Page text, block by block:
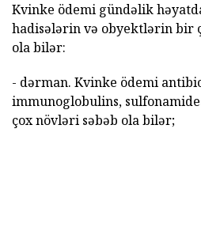
Kvinke ödemi gündəlik
hadisələrin və obyektlərin bir
ola bilər:
- dərman. Kvinke ödemi
immunoglobulins,
çox növləri səbəb ola bilər;